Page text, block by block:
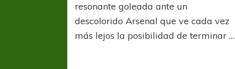
Arsenal
resonante goleada ante un
descolorido Arsenal que ve cada vez
más lejos la posibilidad de terminar …